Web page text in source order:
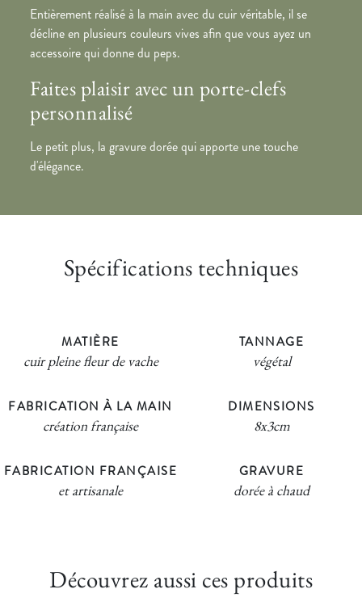
Entièrement réalisé à la main avec du cuir véritable, il se
décline en plusieurs couleurs vives afin que vous ayez un
accessoire qui donne du peps.
Faites plaisir avec un porte-clefs
personnalisé
Le petit plus, la gravure dorée qui apporte une touche
d'élégance.
Spécifications techniques
MATIÈRE
cuir pleine fleur de vache
TANNAGE
végétal
FABRICATION À LA MAIN
création française
DIMENSIONS
8x3cm
FABRICATION FRANÇAISE
et artisanale
GRAVURE
dorée à chaud
Découvrez aussi ces produits